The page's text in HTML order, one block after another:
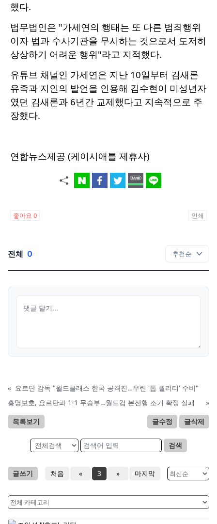
했다.
법무법인은 "가세연의 행태는 또 다른 범죄행위
이자 법과 수사기관을 무시하는 것으로서 도저히
상상하기 어려운 행위"라고 지적했다.
유튜브 채널인 가세연은 지난 10일부터 김새론
유족과 지인의 발언을 인용해 김수현이 미성년자
였던 김새론과 6년간 교제했다고 지속적으로 주
장했다.
연합뉴스제공 (케이시애틀 제휴사)
좋아요 0 인쇄
전체 0
« 요르단 감독 "월드클래스 한국 공격진…우린 '톱 퀄리티' 수비"
홍명보호, 요르단과 1-1 무승부…월드컵 본선행 조기 확정 실패
»
목록보기 글수정 글삭제
검색
글쓰기 처음 « 3 » 마지막